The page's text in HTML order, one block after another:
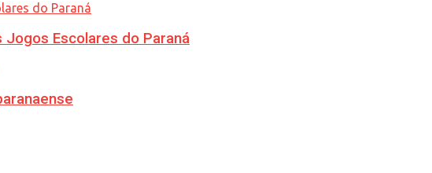
Escolares do Paraná